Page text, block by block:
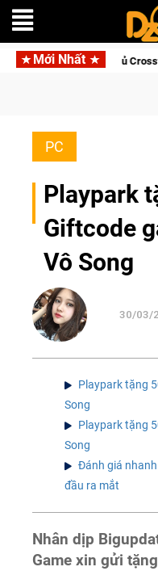
Mới Nhất
bị của game thủ Crossfire sẽ
PC
Playpark
Giftcode
Vô Song
30/03/
Playpark tặng
Song
Playpark tặng
Song
Đánh giá
đầu ra mắt
Nhân dịp
Game xin gửi